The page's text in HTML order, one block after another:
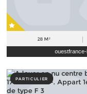
28 M²
PARTICULIER